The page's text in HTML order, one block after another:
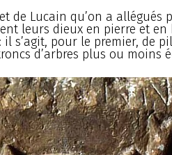
de Lucain qu’on a allégués
leurs dieux en pierre et
s’agit, pour le premier, de
d’arbres plus ou moins